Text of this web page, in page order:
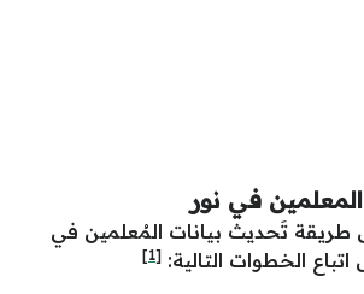
في نور
طريقة تَحديث بيانات المُعلمين في
الخطوات التالية: [1]